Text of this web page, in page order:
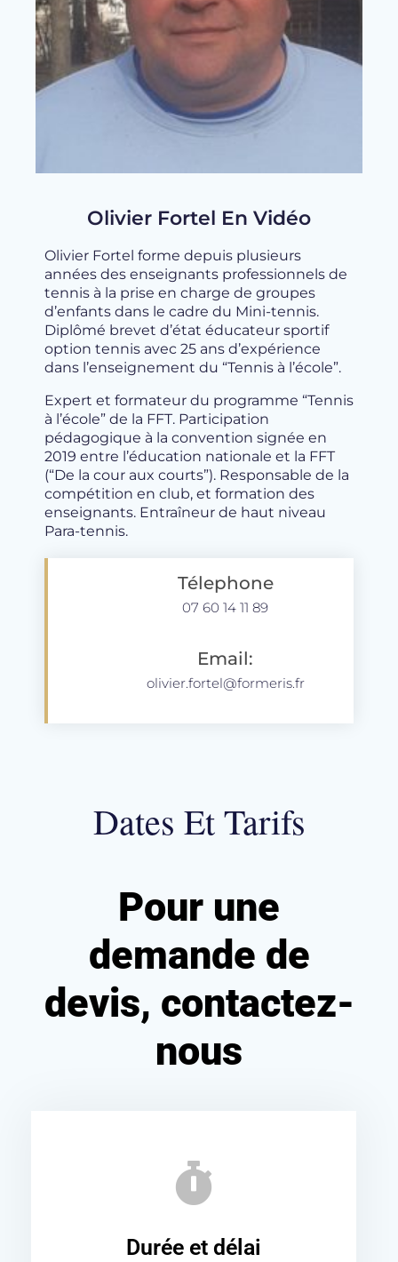
Olivier Fortel En Vidéo
Olivier Fortel forme depuis plusieurs
années des enseignants professionnels de
tennis à la prise en charge de groupes
d’enfants dans le cadre du Mini-tennis.
Diplômé brevet d’état éducateur sportif
option tennis avec 25 ans d’expérience
dans l’enseignement du “Tennis à l’école”.
Expert et formateur du programme “Tennis
à l’école” de la FFT. Participation
pédagogique à la convention signée en
2019 entre l’éducation nationale et la FFT
(“De la cour aux courts”). Responsable de la
compétition en club, et formation des
enseignants. Entraîneur de haut niveau
Para-tennis.
Télephone
07 60 14 11 89
Email:
olivier.fortel@formeris.fr
Dates Et Tarifs
Pour une
demande de
devis, contactez-
nous
Durée et délai